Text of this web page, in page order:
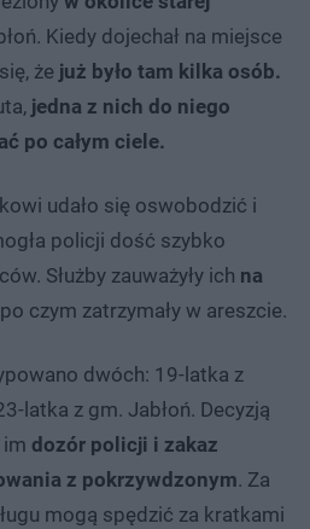
Kiedy dojechał na miejsce
że już było tam kilka osób.
jedna z nich do niego
po całym ciele.
udało się oswobodzić i
policji dość szybko
Służby zauważyły ich na
czym zatrzymały w areszcie.
dwóch: 19-latka z
latka z gm. Jabłoń. Decyzją
dozór policji i zakaz
z pokrzywdzonym. Za
mogą spędzić za kratkami